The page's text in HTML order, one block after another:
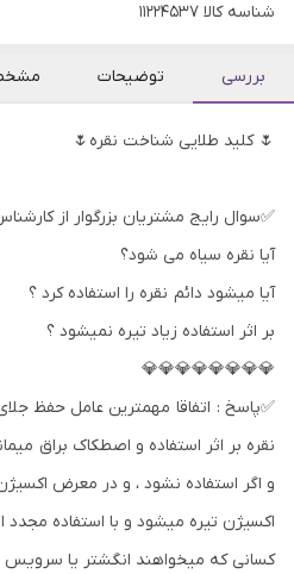
شناسه کالا 11224537
بررسی توضیحات
🌷 کلید طلایی شناخت نقره🌷
✅سوال رایج مشتریان بزرگوار از
آیا نقره سیاه می شود؟
آیا میشود دائم نقره را استفاده کرد ؟
بر اثر استفاده زیاد تیره نمیشود ؟
💎💎💎💎💎💎💎💎
✅پاسخ : اتفاقا مهمترین عامل حفظ
نقره بر اثر استفاده و اصطکاک براق
و اگر استفاده نشود ، و در معرض اکسیژن
اکسیژن تیره میشود و با استفاده مجدد
کسانی که میخواهند انگشتر یا سرویس